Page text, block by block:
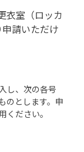
衣室（ロッカ
請いただけ
し、次の各号
のとします。申
ください。